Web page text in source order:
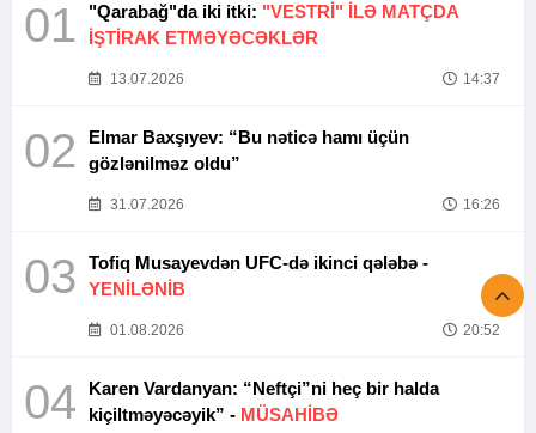
01 "Qarabağ"da iki itki: "VESTRİ" İLƏ MATÇDA
İŞTİRAK ETMƏYƏCƏKLƏR
13.07.2026 14:37
02
Elmar Baxşıyev: “Bu nəticə hamı üçün
gözlənilməz oldu”
31.07.2026 16:26
03
Tofiq Musayevdən UFC-də ikinci qələbə -
YENİLƏNİB
01.08.2026 20:52
04
Karen Vardanyan: “Neftçi”ni heç bir halda
kiçiltməyəcəyik” - MÜSAHİBƏ